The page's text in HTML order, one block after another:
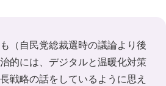
（自民党総裁選時の議論より後
的には、デジタルと温暖化対策
戦略の話をしているように思え